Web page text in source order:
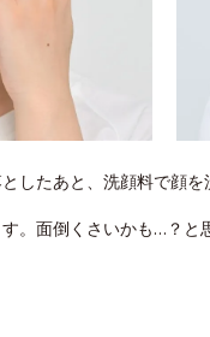
したあと、洗顔料で顔を
。面倒くさいかも…？